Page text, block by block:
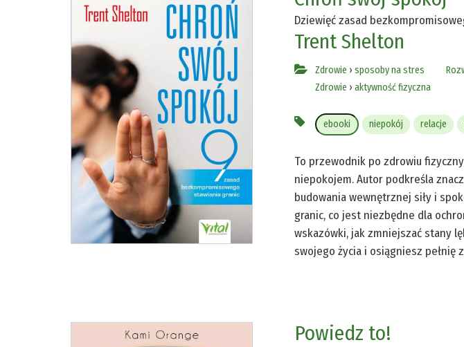
Dziewięć zasad
Trent Shelton
Zdrowie › sposoby na stres
Zdrowie › aktywność fizyczna
ebooki niepokój relacje
To przewodnik po zdrowiu
niepokojem. Autor podkreśla
budowania wewnętrznej siły i
granic, co jest niezbędne dla
wskazówki, jak zmniejszać stany
swojego życia i osiągniesz pełnię
Powiedz to!